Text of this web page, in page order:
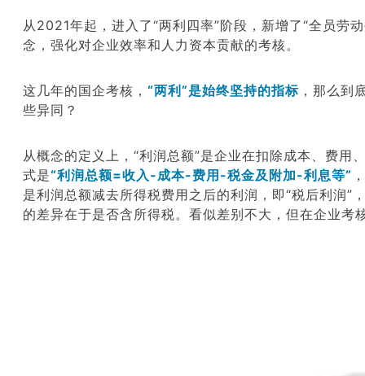
从2021年起 ，进入了“两利四率”阶段 ， 新增了“全员劳
念， 强化对企业效率和人力资本贡献的考核。
这几年的国企考核， “两利”是始终坚持的指标 ，那么到
些异同 ？
从概念的定义上，“利润总额”是企业在扣除成本、费用
式是“利润总额=收入-成本-费用 -税金及附加-利息等”
是利润总额减去所得税费用之后的利润，即“税后利润”
的差异在于是否含所得税。 看似差别不大， 但在企业考